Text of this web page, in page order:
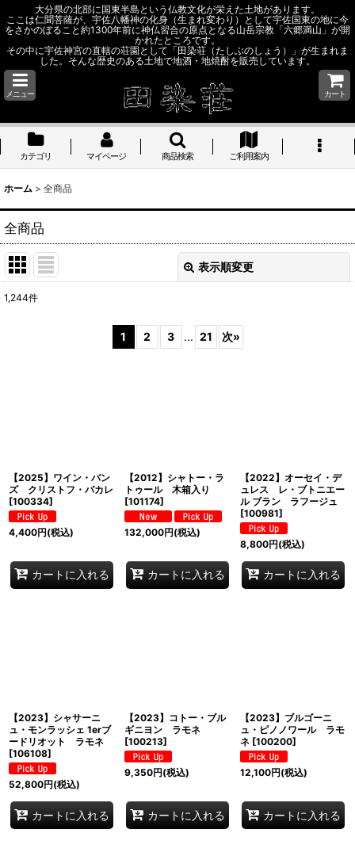
大分県の北部に国東半島という仏教文化が栄えた土地があります。
ここは仁聞菩薩が、宇佐八幡神の化身（生まれ変わり）として宇佐国東の地に今
をさかのぼること約1300年前に神仏習合の原点となる山岳宗教「六郷満山」が開
かれたところです。
その中に宇佐神宮の直轄の荘園として「田染荘（たしぶのしょう）」が生まれま
した。そんな歴史のある土地で地酒・地焼酎を販売しています。
メニュー カート
カテゴリ マイページ 商品検索 ご利用案内
ホーム > 全商品
全商品
表示順変更
1,244件
1 2 3 ... 21 次»
【2025】ワイン・バン
ズ クリストフ・パカレ
[100334]
4,400円(税込)
カートに入れる
【2012】シャトー・ラ
トゥール 木箱入り
[101174]
132,000円(税込)
カートに入れる
【2022】オーセイ・デ
ュレス レ・ブトニエー
ル ブラン ラフージュ
[100981]
8,800円(税込)
カートに入れる
【2023】シャサーニ
ュ・モンラッシェ 1erブ
ードリオット ラモネ
[106108]
52,800円(税込)
カートに入れる
【2023】コトー・ブル
ギニヨン ラモネ
[100213]
9,350円(税込)
カートに入れる
【2023】ブルゴーニ
ュ・ピノノワール ラモ
ネ [100200]
12,100円(税込)
カートに入れる